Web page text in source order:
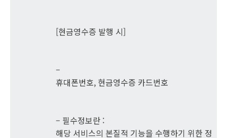
[현금영수증 발행 시]
–
휴대폰번호, 현금영수증 카드번호
– 필수정보란 :
해당 서비스의 본질적 기능을 수행하기 위한 정